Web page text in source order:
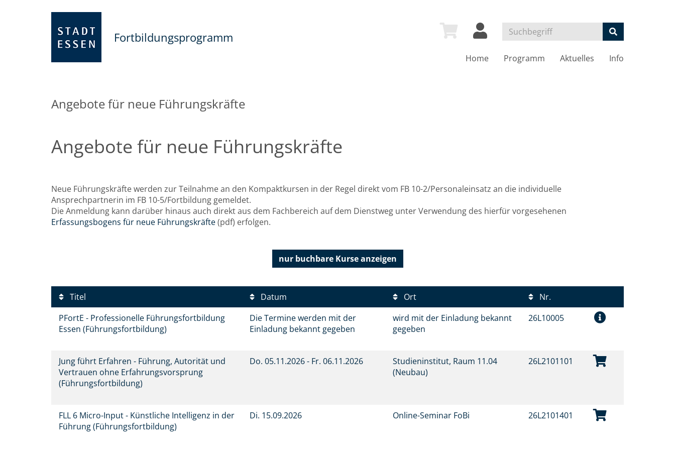
Fortbildungsprogramm
Home Programm Aktuelles Info
Angebote für neue Führungskräfte
Angebote für neue Führungskräfte
Neue Führungskräfte werden zur Teilnahme an den Kompaktkursen in der Regel direkt vom FB 10-2/Personaleinsatz an die individuelle
Ansprechpartnerin im FB 10-5/Fortbildung gemeldet.
Die Anmeldung kann darüber hinaus auch direkt aus dem Fachbereich auf dem Dienstweg unter Verwendung des hierfür vorgesehenen
Erfassungsbogens für neue Führungskräfte(pdf) erfolgen.
nur buchbareKurse anzeigen
Titel Datum Ort
Nr.
PFortE - Professionelle Führungsfortbildung
Essen (Führungsfortbildung)
Die Termine werden mit der
Einladung bekannt gegeben
wird mit der Einladung bekannt
gegeben
26L10005
Jung führt Erfahren - Führung, Autorität und
Vertrauen ohne Erfahrungsvorsprung
(Führungsfortbildung)
Do. 05.11.2026 - Fr. 06.11.2026
Studieninstitut, Raum 11.04
(Neubau)
26L2101101
FLL 6 Micro-Input - Künstliche Intelligenz in der
Führung (Führungsfortbildung)
Di. 15.09.2026 Online-Seminar FoBi 26L2101401